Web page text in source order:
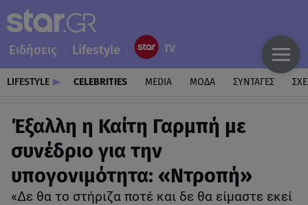
Ειδήσεις Lifestyle
LIFESTYLE CELEBRITIES MEDIA ΜΟΔΑ ΣΥΝΤΑΓΕΣ
Έξαλλη η Καίτη Γαρμπή με
συνέδριο για την
υπογονιμότητα: «Ντροπή»
«Δε θα το στήριζα ποτέ και δε θα είμαστε εκεί